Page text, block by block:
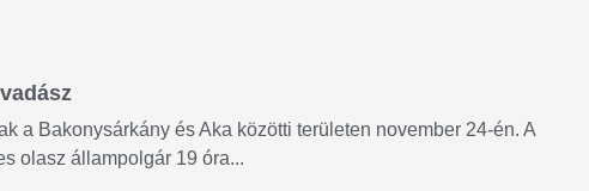
a Bakonysárkány és Aka közötti területen november 24-én. A
olasz állampolgár 19 óra...